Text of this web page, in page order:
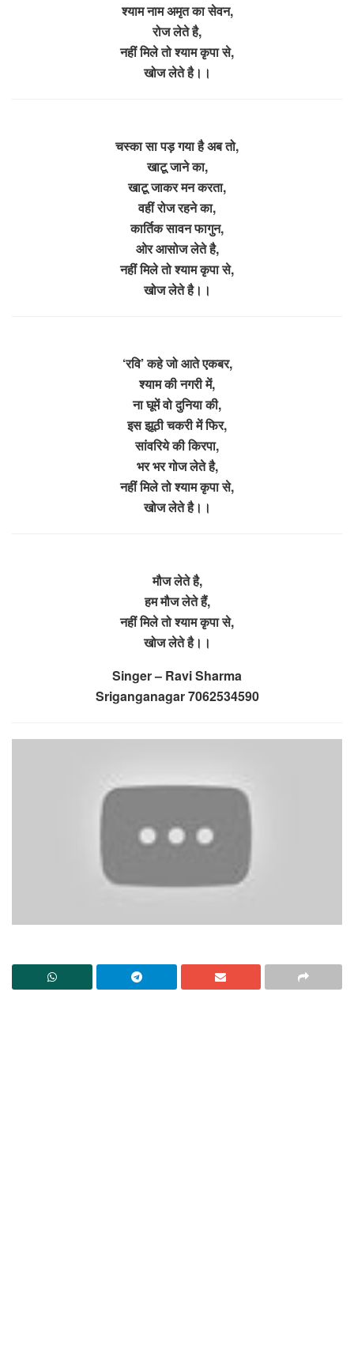
श्याम नाम अमृत का सेवन,
रोज लेते है,
नहीं मिले तो श्याम कृपा से,
खोज लेते है।।
चस्का सा पड़ गया है अब तो,
खाटू जाने का,
खाटू जाकर मन करता,
वहीं रोज रहने का,
कार्तिक सावन फागुन,
ओर आसोज लेते है,
नहीं मिले तो श्याम कृपा से,
खोज लेते है।।
‘रवि’ कहे जो आते एकबर,
श्याम की नगरी में,
ना घूमें वो दुनिया की,
इस झूठी चकरी में फिर,
सांवरिये की किरपा,
भर भर गोज लेते है,
नहीं मिले तो श्याम कृपा से,
खोज लेते है।।
मौज लेते है,
हम मौज लेते हैं,
नहीं मिले तो श्याम कृपा से,
खोज लेते है।।
Singer – Ravi Sharma
Sriganganagar 7062534590